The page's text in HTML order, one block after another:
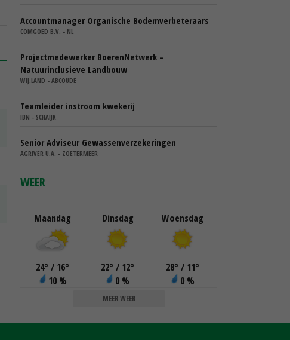
Accountmanager Organische Bodemverbeteraars
COMGOED B.V. - NL
Projectmedewerker BoerenNetwerk –
Natuurinclusieve Landbouw
WIJ.LAND - ABCOUDE
Teamleider instroom kwekerij
IBN - SCHAIJK
Senior Adviseur Gewassenverzekeringen
AGRIVER U.A. - ZOETERMEER
WEER
Maandag
24° / 16°
10 %
Dinsdag
22° / 12°
0 %
Woensdag
28° / 11°
0 %
MEER WEER